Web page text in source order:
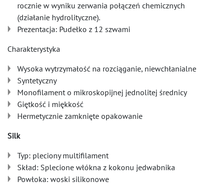
rocznie w wyniku zerwania połączeń chemicznych
(działanie hydrolityczne).
Prezentacja: Pudełko z 12 szwami
Charakterystyka
Wysoka wytrzymałość na rozciąganie, niewchłanialne
Syntetyczny
Monofilament o mikroskopijnej jednolitej średnicy
Giętkość i miękkość
Hermetycznie zamknięte opakowanie
Silk
Typ: pleciony multifilament
Skład: Splecione włókna z kokonu jedwabnika
Powłoka: woski silikonowe